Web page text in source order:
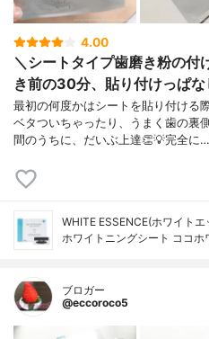
4.00
＼シートタイプ歯磨き粉の付
き前の30分、貼り付けっぱな
最初の何度かはシートを貼り付ける
ベタついちゃったり、うまく歯の裏
間のうちに、だいぶ上達👏💡完全に…
WHITE ESSENCE(ホワイトエ
ホワイトニングシート ココホ
ブロガー
@eccoroco5